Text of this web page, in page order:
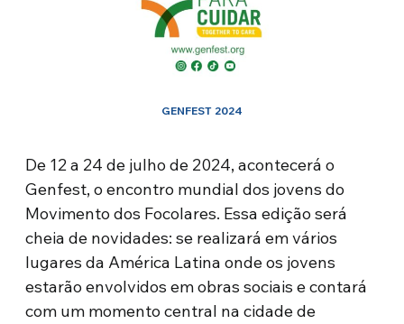
GENFEST 2024
De 12 a 24 de julho de 2024, acontecerá o
Genfest, o encontro mundial dos jovens do
Movimento dos Focolares. Essa edição será
cheia de novidades: se realizará em vários
lugares da América Latina onde os jovens
estarão envolvidos em obras sociais e contará
com um momento central na cidade de